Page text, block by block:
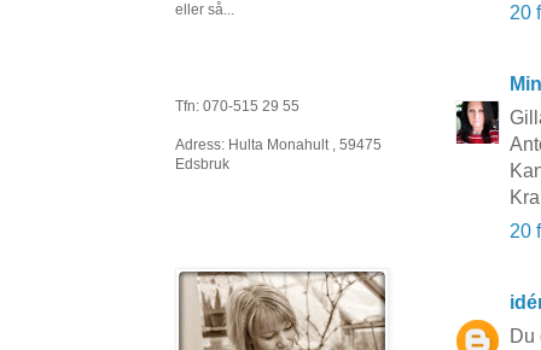
20
20
Du
eller så...
Tfn: 070-515 29 55
Adress: Hulta Monahult , 59475
Edsbruk